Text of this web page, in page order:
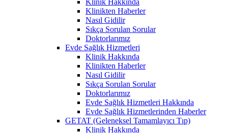
Klinikten Haberler
Nasıl Gidilir
Sıkça Sorulan Sorular
Doktorlarımız
Evde Sağlık Hizmetleri
Klinik Hakkında
Klinikten Haberler
Nasıl Gidilir
Sıkça Sorulan Sorular
Doktorlarımız
Evde Sağlık Hizmetleri Hakkında
Evde Sağlık Hizmetlerinden Haberler
GETAT (Geleneksel Tamamlayıcı Tıp)
Klinik Hakkında